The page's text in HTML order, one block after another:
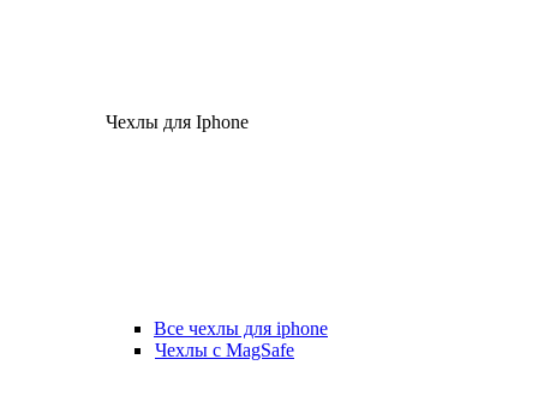
Чехлы для Iphone
Все чехлы для iphone
Чехлы с MagSafe